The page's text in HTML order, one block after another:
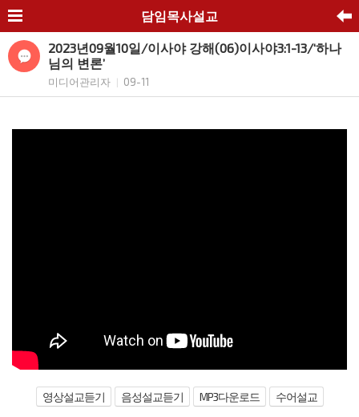
담임목사설교
2023년09월10일/이사야 강해(06)이사야3:1-13/‘하나
님의 변론’
미디어관리자 09-11
영상설교듣기 음성설교듣기 MP3다운로드 수어설교